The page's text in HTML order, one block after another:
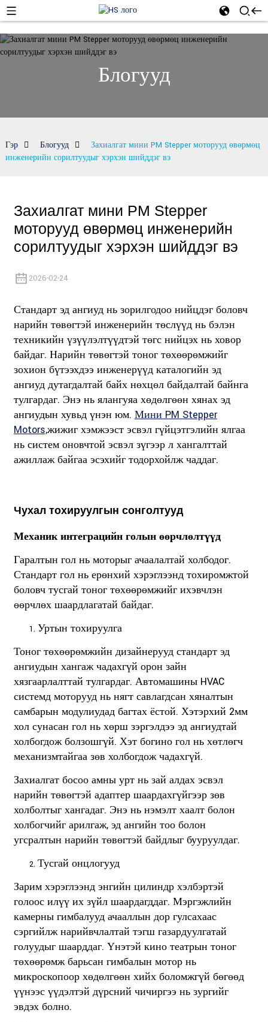
Блогууд
Гэр Блогууд
Захиалгат мини PM Stepper моторууд өвөрмөц
инженерийн сорилтуудыг хэрхэн шийддэг вэ
Захиалгат мини PM Stepper
моторууд өвөрмөц инженерийн
сорилтуудыг хэрхэн шийддэг вэ
2026-02-24
Стандарт эд ангиуд нь зорилгодоо нийцдэг боловч
нарийн төвөгтэй инженерийн төслүүд нь бэлэн
техникийн үзүүлэлтүүдтэй төгс нийцэх нь ховор
байдаг. Нарийн төвөгтэй тоног төхөөрөмжийг
зохион бүтээхдээ инженерүүд каталогийн эд
ангиуд дутагдалтай байх нөхцөл байдалтай байнга
тулгардаг. Энэ нь ялангуяа хөдөлгөөн хянах эд
ангиудын хувьд үнэн юм. Мини PM Stepper
Motors,жижиг хэмжээст эсвэл гүйцэтгэлийн ялгаа
нь систем оновчтой эсвэл зүгээр л хангалттай
ажиллаж байгаа эсэхийг тодорхойлж чаддаг.
Чухал тохируулгын сонголтууд
Механик интеграцийн голын өөрчлөлтүүд
Гаралтын гол нь моторыг ачаалалтай холбодог.
Стандарт гол нь ерөнхий хэрэглээнд тохиромжтой
боловч тусгай тоног төхөөрөмжийг ихэвчлэн
өөрчлөх шаардлагатай байдаг.
Уртын тохируулга
Тоног төхөөрөмжийн дизайнерууд стандарт эд
ангиудын хангаж чадахгүй орон зайн
хязгаарлалттай тулгардаг. Автомашины HVAC
системд моторууд нь нягт савлагдсан хяналтын
самбарын модулиудад багтах ёстой. Хэтэрхий 2мм
хол сунасан гол нь хөрш зэргэлдээ эд ангиудтай
холбогдож болзошгүй. Хэт богино гол нь хөтлөгч
механизмтайгаа зөв холбогдож чадахгүй.
Захиалгат босоо амны урт нь зай алдах эсвэл
нарийн төвөгтэй адаптер шаардахгүйгээр зөв
холболтыг хангадаг. Энэ нь нэмэлт хаалт болон
холбогчийг арилгаж, эд ангийн тоо болон
угсралтын нарийн төвөгтэй байдлыг бууруулдаг.
Тусгай онцлогууд
Зарим хэрэглээнд энгийн цилиндр хэлбэртэй
голоос илүү их зүйл шаардагддаг. Мэргэжлийн
камерны гимбалууд ачааллын дор гулсахаас
сэргийлж нарийвчлалтай тэгш газардуулгатай
голуудыг шаарддаг. Үнэтэй кино театрын тоног
төхөөрөмж барьсан гимбалын мотор нь
микроскопоор хөдөлгөөн хийх боломжгүй бөгөөд
үүнээс үүдэлтэй дүрсний чичиргээ нь зургийг
эвдэх болно.